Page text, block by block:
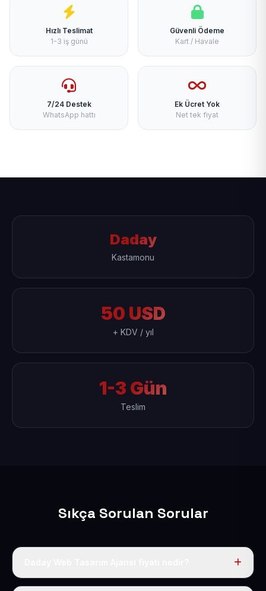
Hızlı Teslimat
1-3 iş günü
Güvenli Ödeme
Kart / Havale
7/24 Destek
WhatsApp hattı
Ek Ücret Yok
Net tek fiyat
Daday
Kastamonu
50 USD
+ KDV / yıl
1-3 Gün
Teslim
Sıkça Sorulan Sorular
Tek fiyat uygulanır: yıllık 50 USD + KDV. Bu bedele alan